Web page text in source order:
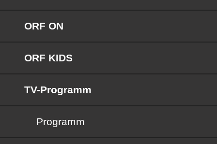
ORF ON
ORF KIDS
TV-Programm
Programm